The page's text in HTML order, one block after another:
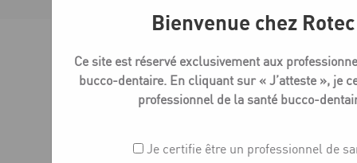
Bienvenue chez Rotec
Ce site est réservé exclusivement aux
bucco-dentaire. En cliquant sur « J’atteste », je
professionnel de la santé bucco-
Je certifie être un professionnel de